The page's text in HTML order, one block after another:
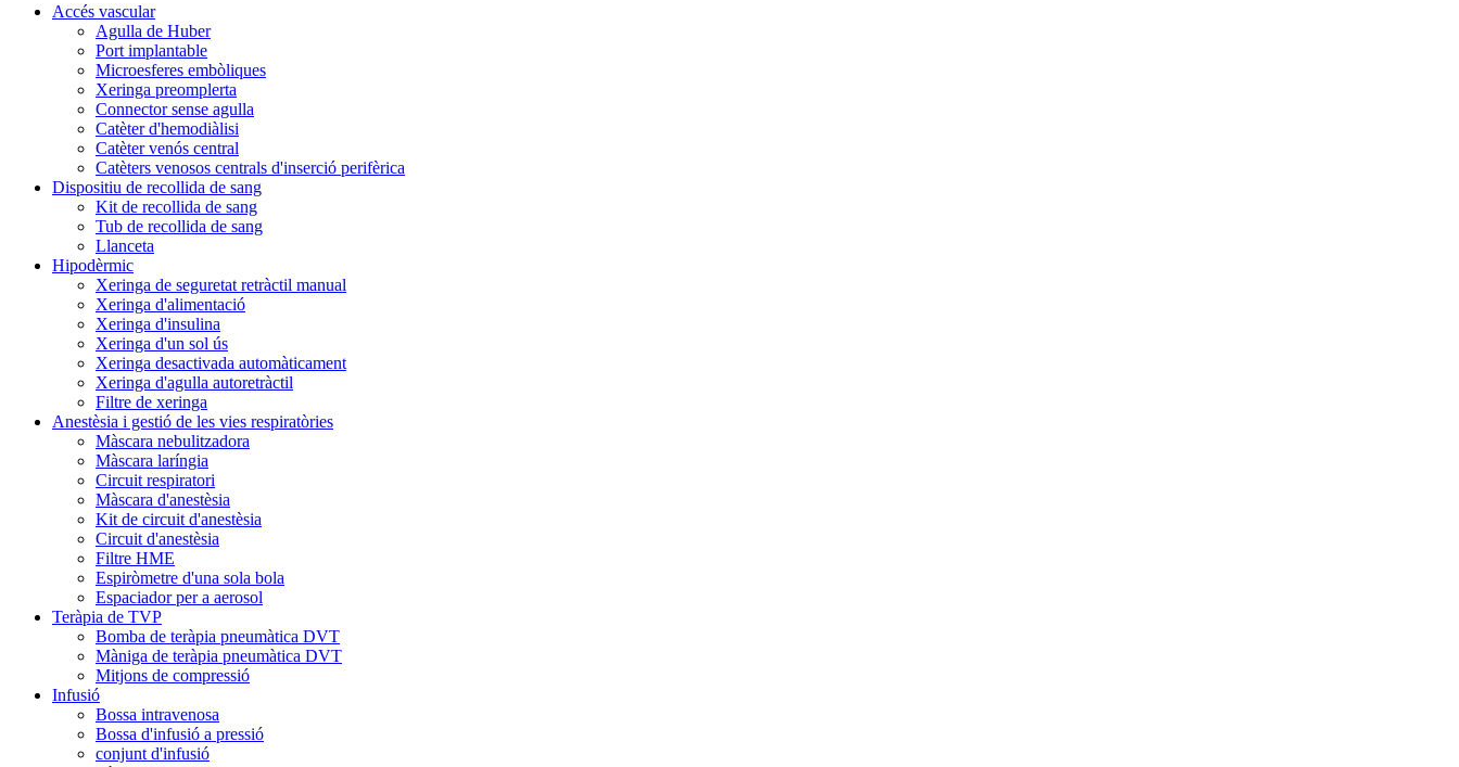
Accés vascular
Agulla de Huber
Port implantable
Microesferes embòliques
Xeringa preomplerta
Connector sense agulla
Catèter d'hemodiàlisi
Catèter venós central
Catèters venosos centrals d'inserció perifèrica
Dispositiu de recollida de sang
Kit de recollida de sang
Tub de recollida de sang
Llanceta
Hipodèrmic
Xeringa de seguretat retràctil manual
Xeringa d'alimentació
Xeringa d'insulina
Xeringa d'un sol ús
Xeringa desactivada automàticament
Xeringa d'agulla autoretràctil
Filtre de xeringa
Anestèsia i gestió de les vies respiratòries
Màscara nebulitzadora
Màscara laríngia
Circuit respiratori
Màscara d'anestèsia
Kit de circuit d'anestèsia
Circuit d'anestèsia
Filtre HME
Espiròmetre d'una sola bola
Espaciador per a aerosol
Teràpia de TVP
Bomba de teràpia pneumàtica DVT
Màniga de teràpia pneumàtica DVT
Mitjons de compressió
Infusió
Bossa intravenosa
Bossa d'infusió a pressió
conjunt d'infusió